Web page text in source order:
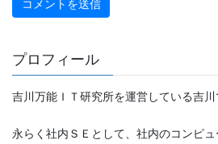
プロフィール
吉川万能ＩＴ研究所を運営している吉川
永らく社内ＳＥとして、社内のコンピ